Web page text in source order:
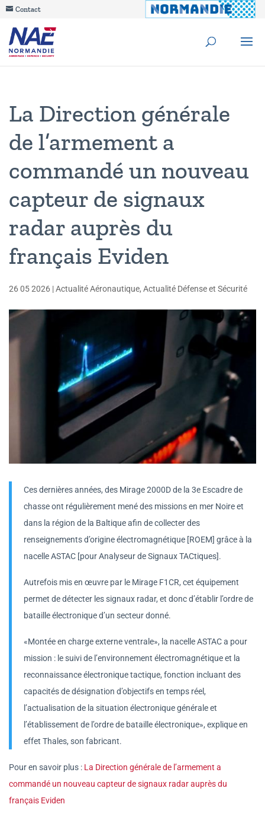
Contact
La Direction générale
de l’armement a
commandé un nouveau
capteur de signaux
radar auprès du
français Eviden
26 05 2026 |Actualité Aéronautique, Actualité Défense et Sécurité
Ces dernières années, des Mirage 2000D de la 3e Escadre de
chasse ont régulièrement mené des missions en mer Noire et
dans la région de la Baltique afin de collecter des
renseignements d’origine électromagnétique [ROEM] grâce à la
nacelle ASTAC [pour Analyseur de Signaux TACtiques].
Autrefois mis en œuvre par le Mirage F1CR, cet équipement
permet de détecter les signaux radar, et donc d’établir l’ordre de
bataille électronique d’un secteur donné.
«Montée en charge externe ventrale», la nacelle ASTAC a pour
mission : le suivi de l’environnement électromagnétique et la
reconnaissance électronique tactique, fonction incluant des
capacités de désignation d’objectifs en temps réel,
l’actualisation de la situation électronique générale et
l’établissement de l’ordre de bataille électronique», explique en
effet Thales, son fabricant.
Pour en savoir plus : La Direction générale de l’armement a
commandé un nouveau capteur de signaux radar auprès du
français Eviden